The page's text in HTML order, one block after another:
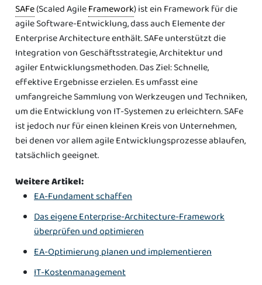
SAFe(Scaled AgileFramework) ist ein Framework für die
agile Software-Entwicklung, dass auch Elemente der
Enterprise Architecture enthält. SAFe unterstützt die
Integration von Geschäftsstrategie, Architektur und
agiler Entwicklungsmethoden. Das Ziel: Schnelle,
effektive Ergebnisse erzielen. Es umfasst eine
umfangreiche Sammlung von Werkzeugen und Techniken,
um die Entwicklung von IT-Systemen zu erleichtern. SAFe
ist jedoch nur für einen kleinen Kreis von Unternehmen,
bei denen vor allem agile Entwicklungsprozesse ablaufen,
tatsächlich geeignet.
Weitere Artikel:
EA-Fundament schaffen
Das eigene Enterprise-Architecture-Framework
überprüfen und optimieren
EA-Optimierung planen und implementieren
IT-Kostenmanagement